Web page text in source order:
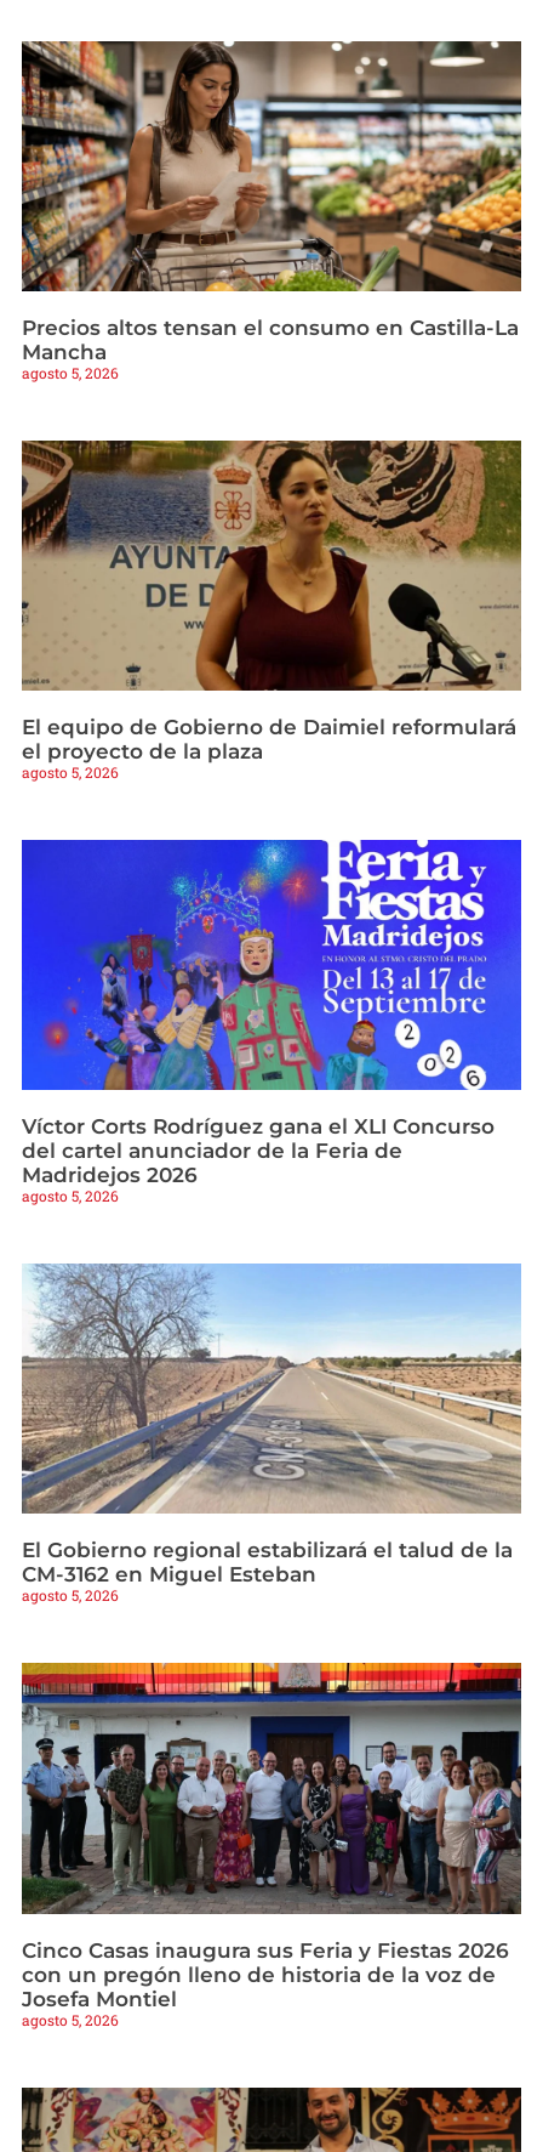
Precios altos tensan el consumo en Castilla-La
Mancha
agosto 5, 2026
El equipo de Gobierno de Daimiel reformulará
el proyecto de la plaza
agosto 5, 2026
Víctor Corts Rodríguez gana el XLI Concurso
del cartel anunciador de la Feria de
Madridejos 2026
agosto 5, 2026
El Gobierno regional estabilizará el talud de la
CM-3162 en Miguel Esteban
agosto 5, 2026
Cinco Casas inaugura sus Feria y Fiestas 2026
con un pregón lleno de historia de la voz de
Josefa Montiel
agosto 5, 2026